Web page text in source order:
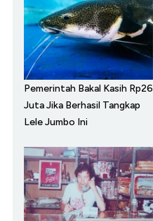
Pemerintah Bakal Kasih Rp26
Juta Jika Berhasil Tangkap
Lele Jumbo Ini